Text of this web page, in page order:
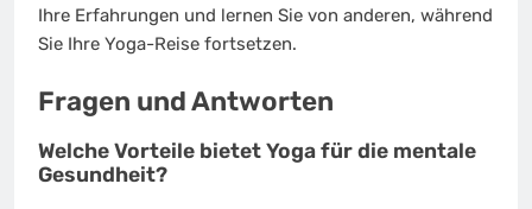
Ihre Erfahrungen und lernen Sie von anderen, während
Sie Ihre Yoga-Reise fortsetzen.
Fragen und Antworten
Welche Vorteile bietet Yoga für die mentale
Gesundheit?